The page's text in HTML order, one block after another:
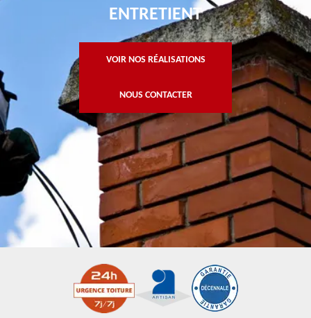
ENTRETIENT
VOIR NOS RÉALISATIONS
NOUS CONTACTER